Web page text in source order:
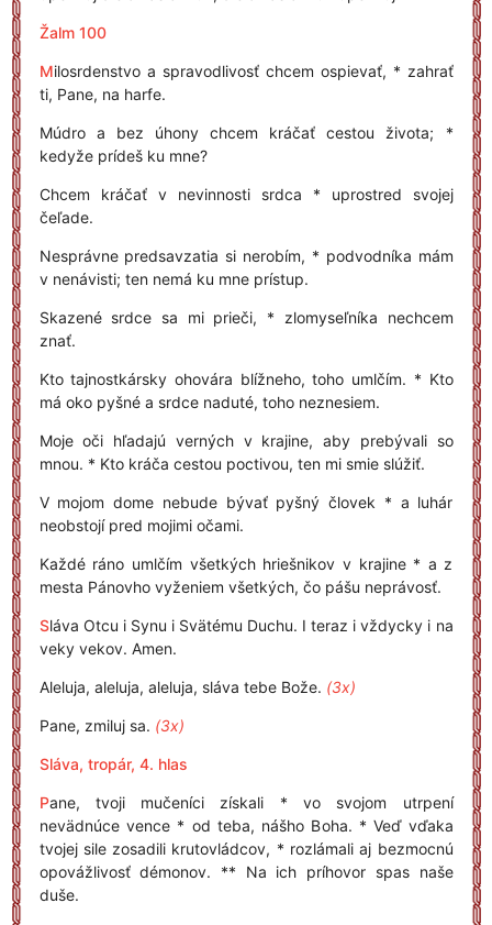
Žalm 100
Milosrdenstvo a spravodlivosť chcem ospievať, * zahrať
ti, Pane, na harfe.
Múdro a bez úhony chcem kráčať cestou života; *
kedyže prídeš ku mne?
Chcem kráčať v nevinnosti srdca * uprostred svojej
čeľade.
Nesprávne predsavzatia si nerobím, * podvodníka mám
v nenávisti; ten nemá ku mne prístup.
Skazené srdce sa mi prieči, * zlomyseľníka nechcem
znať.
Kto tajnostkársky ohovára blížneho, toho umlčím. * Kto
má oko pyšné a srdce naduté, toho neznesiem.
Moje oči hľadajú verných v krajine, aby prebývali so
mnou. * Kto kráča cestou poctivou, ten mi smie slúžiť.
V mojom dome nebude bývať pyšný človek * a luhár
neobstojí pred mojimi očami.
Každé ráno umlčím všetkých hriešnikov v krajine * a z
mesta Pánovho vyženiem všetkých, čo pášu neprávosť.
Sláva Otcu i Synu i Svätému Duchu. I teraz i vždycky i na
veky vekov. Amen.
Aleluja, aleluja, aleluja, sláva tebe Bože. (3x)
Pane, zmiluj sa. (3x)
Sláva, tropár, 4. hlas
Pane, tvoji mučeníci získali * vo svojom utrpení
nevädnúce vence * od teba, nášho Boha. * Veď vďaka
tvojej sile zosadili krutovládcov, * rozlámali aj bezmocnú
opovážlivosť démonov. ** Na ich príhovor spas naše
duše.